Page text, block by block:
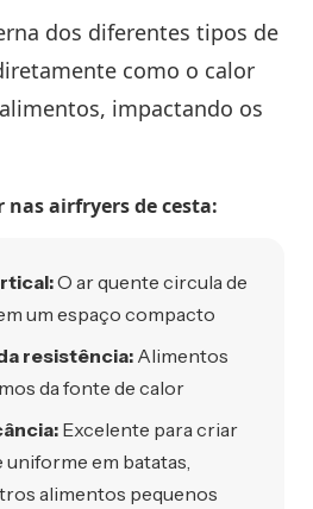
dos diferentes tipos de
como o calor
impactando os
airfryers de cesta:
O ar quente circula de
um espaço compacto
resistência: Alimentos
da fonte de calor
Excelente para criar
em batatas,
alimentos pequenos